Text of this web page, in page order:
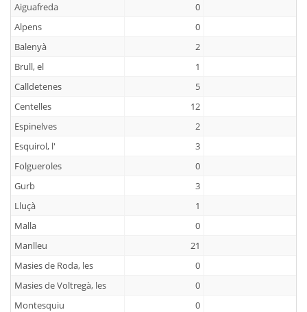
Aiguafreda
0
Alpens
0
Balenyà
2
Brull, el
1
Calldetenes
5
Centelles
12
Espinelves
2
Esquirol, l'
3
Folgueroles
0
Gurb
3
Lluçà
1
Malla
0
Manlleu
21
Masies de Roda, les
0
Masies de Voltregà, les
0
Montesquiu
0